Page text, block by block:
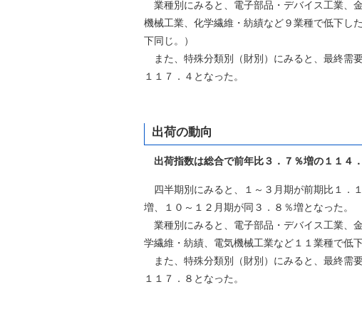
業種別にみると、電子部品・デバイス工業、
機械工業、化学繊維・紡績など９業種で低下し
下同じ。）
また、特殊分類別（財別）にみると、最終需
１１７．４となった。
出荷の動向
出荷指数は総合で前年比３．７％増の１１４
四半期別にみると、１～３月期が前期比１．
増、１０～１２月期が同３．８％増となった。
業種別にみると、電子部品・デバイス工業、
学繊維・紡績、電気機械工業など１１業種で低下
また、特殊分類別（財別）にみると、最終需
１１７．８となった。